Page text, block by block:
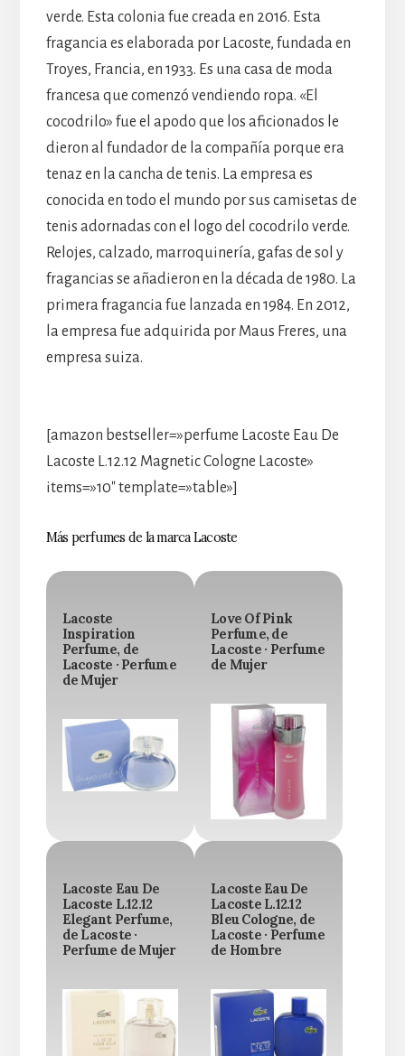
verde. Esta colonia fue creada en 2016. Esta
fragancia es elaborada por Lacoste, fundada en
Troyes, Francia, en 1933. Es una casa de moda
francesa que comenzó vendiendo ropa. «El
cocodrilo» fue el apodo que los aficionados le
dieron al fundador de la compañía porque era
tenaz en la cancha de tenis. La empresa es
conocida en todo el mundo por sus camisetas de
tenis adornadas con el logo del cocodrilo verde.
Relojes, calzado, marroquinería, gafas de sol y
fragancias se añadieron en la década de 1980. La
primera fragancia fue lanzada en 1984. En 2012,
la empresa fue adquirida por Maus Freres, una
empresa suiza.
[amazon bestseller=»perfume Lacoste Eau De
Lacoste L.12.12 Magnetic Cologne Lacoste»
items=»10″ template=»table»]
Más perfumes de la marca Lacoste
Lacoste
Inspiration
Perfume, de
Lacoste · Perfume
de Mujer
Love Of Pink
Perfume, de
Lacoste · Perfume
de Mujer
Lacoste Eau De
Lacoste L.12.12
Elegant Perfume,
de Lacoste ·
Perfume de Mujer
Lacoste Eau De
Lacoste L.12.12
Bleu Cologne, de
Lacoste · Perfume
de Hombre